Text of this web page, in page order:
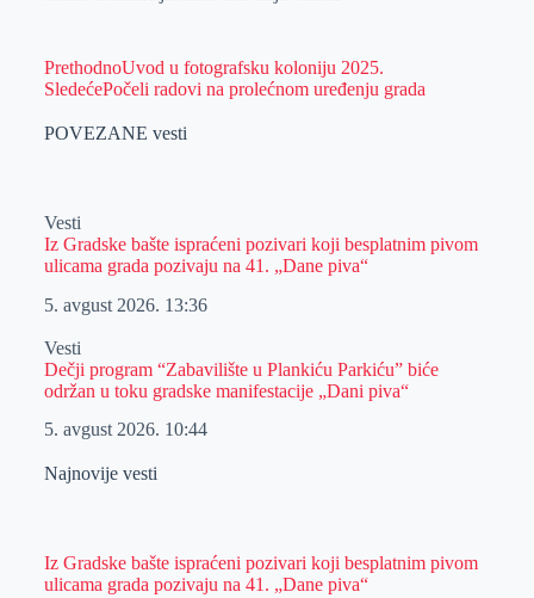
PrethodnoUvod u fotografsku koloniju 2025.
SledećePočeli radovi na prolećnom uređenju grada
POVEZANE vesti
Vesti
Iz Gradske bašte ispraćeni pozivari koji besplatnim pivom
ulicama grada pozivaju na 41. „Dane piva“
5. avgust 2026. 13:36
Vesti
Dečji program “Zabavilište u Plankiću Parkiću” biće
održan u toku gradske manifestacije „Dani piva“
5. avgust 2026. 10:44
Najnovije vesti
Iz Gradske bašte ispraćeni pozivari koji besplatnim pivom
ulicama grada pozivaju na 41. „Dane piva“